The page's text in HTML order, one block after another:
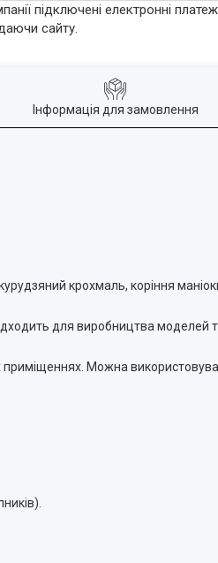
підключені електронні
сайту.
Інформація для замовлення
крохмаль, коріння
для виробництва моделей
приміщеннях. Можна